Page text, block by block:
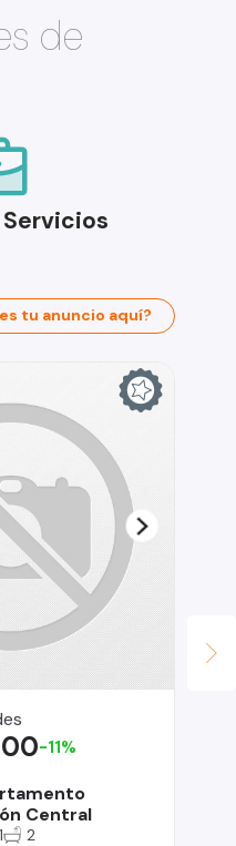
de
tu anuncio aquí?
Central
-11%
1 2